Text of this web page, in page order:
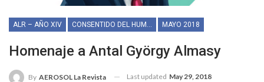
ALR – AÑO XIV MAYO 2018
Homenaje a Antal György Almasy
By AEROSOL La Revista Last updated May 29, 2018